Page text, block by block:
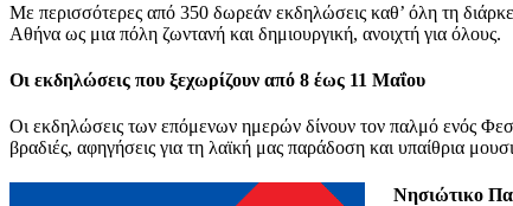
Με περισσότερες από 350 δωρεάν εκδηλώσεις καθ’ όλη τη
Αθήνα ως μια πόλη ζωντανή και δημιουργική, ανοιχτή για όλους.
Οι εκδηλώσεις που ξεχωρίζουν από 8 έως 11 Μαΐου
Οι εκδηλώσεις των επόμενων ημερών δίνουν τον παλμό ενός
βραδιές, αφηγήσεις για τη λαϊκή μας παράδοση και υπαίθρια
Νησιώτικο